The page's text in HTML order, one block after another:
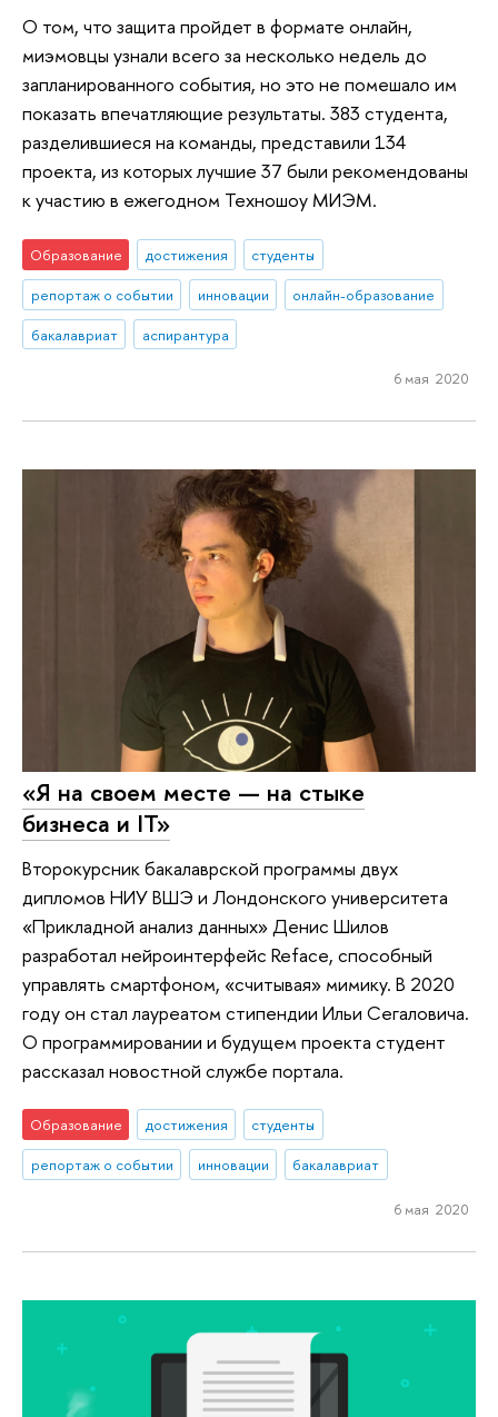
О том, что защита пройдет в формате онлайн,
миэмовцы узнали всего за несколько недель до
запланированного события, но это не помешало им
показать впечатляющие результаты. 383 студента,
разделившиеся на команды, представили 134
проекта, из которых лучшие 37 были рекомендованы
к участию в ежегодном Техношоу МИЭМ.
Образование достижения
студенты
репортаж о событии
инновации
онлайн-образование
бакалавриат
аспирантура
6 мая 2020
«Я на своем месте — на стыке
бизнеса и IT»
Второкурсник бакалаврской программы двух
дипломов НИУ ВШЭ и Лондонского университета
«Прикладной анализ данных» Денис Шилов
разработал нейроинтерфейс Reface, способный
управлять смартфоном, «считывая» мимику. В 2020
году он стал лауреатом стипендии Ильи Сегаловича.
О программировании и будущем проекта студент
рассказал новостной службе портала.
Образование достижения
студенты
репортаж о событии
инновации бакалавриат
6 мая 2020